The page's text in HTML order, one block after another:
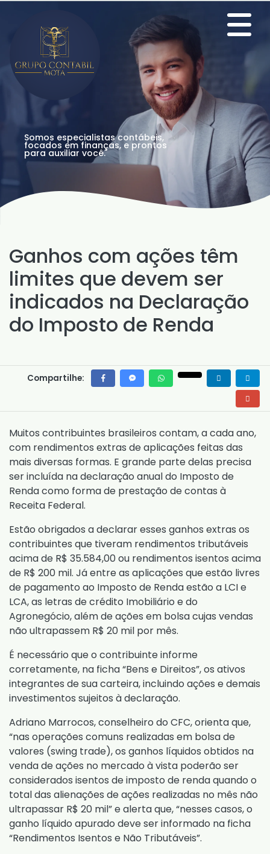
Somos especialistas contábeis,
focados em finanças, e prontos
para auxiliar você.
Ganhos com ações têm
limites que devem ser
indicados na Declaração
do Imposto de Renda
Compartilhe:
Muitos contribuintes brasileiros contam, a cada ano,
com rendimentos extras de aplicações feitas das
mais diversas formas. E grande parte delas precisa
ser incluída na declaração anual do Imposto de
Renda como forma de prestação de contas à
Receita Federal.
Estão obrigados a declarar esses ganhos extras os
contribuintes que tiveram rendimentos tributáveis
acima de R$ 35.584,00 ou rendimentos isentos acima
de R$ 200 mil. Já entre as aplicações que estão livres
de pagamento ao Imposto de Renda estão a LCI e
LCA, as letras de crédito Imobiliário e do
Agronegócio, além de ações em bolsa cujas vendas
não ultrapassem R$ 20 mil por mês.
É necessário que o contribuinte informe
corretamente, na ficha “Bens e Direitos”, os ativos
integrantes de sua carteira, incluindo ações e demais
investimentos sujeitos à declaração.
Adriano Marrocos, conselheiro do CFC, orienta que,
“nas operações comuns realizadas em bolsa de
valores (swing trade), os ganhos líquidos obtidos na
venda de ações no mercado à vista poderão ser
considerados isentos de imposto de renda quando o
total das alienações de ações realizadas no mês não
ultrapassar R$ 20 mil” e alerta que, “nesses casos, o
ganho líquido apurado deve ser informado na ficha
“Rendimentos Isentos e Não Tributáveis”.